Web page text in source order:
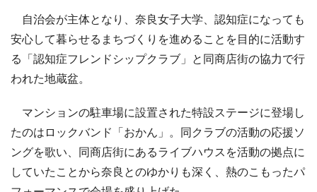
自治会が主体となり、奈良女子大学、認知症になっても
安心して暮らせるまちづくりを進めることを目的に活動す
る「認知症フレンドシップクラブ」と同商店街の協力で行
われた地蔵盆。
マンションの駐車場に設置された特設ステージに登場し
たのはロックバンド「おかん」。同クラブの活動の応援ソ
ングを歌い、同商店街にあるライブハウスを活動の拠点に
していたことから奈良とのゆかりも深く、熱のこもったパ